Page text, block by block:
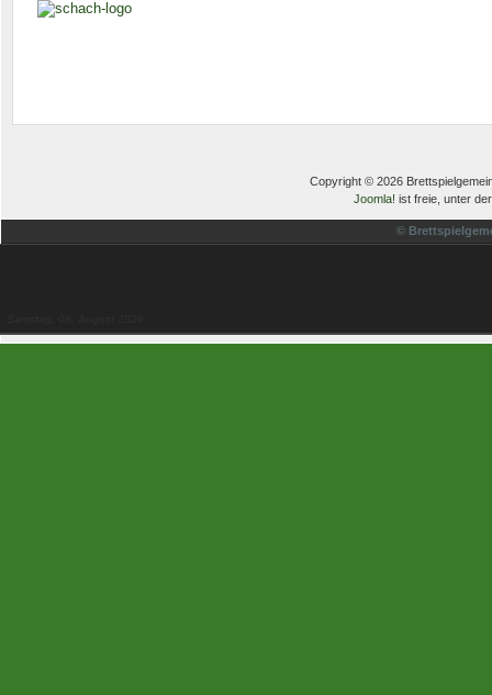
Copyright © 2026
Joomla! ist freie, unter
©